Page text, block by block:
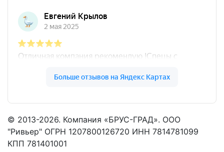
© 2013-2026. Компания «БРУС-ГРАД». ООО
"Ривьер" ОГРН 1207800126720 ИНН 7814781099
КПП 781401001